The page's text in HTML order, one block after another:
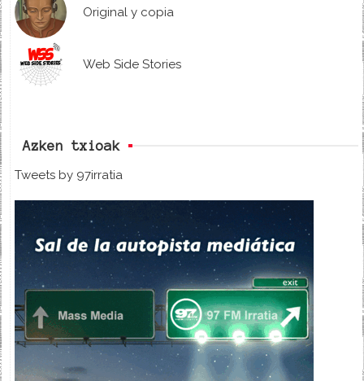
Original y copia
Web Side Stories
Azken txioak
Tweets by 97irratia